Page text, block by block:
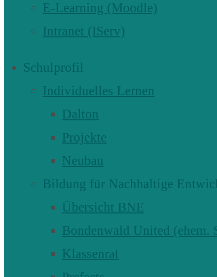
E-Learning (Moodle)
Intranet (IServ)
Schulprofil
Individuelles Lernen
Dalton
Projekte
Neubau
Bildung für Nachhaltige
Übersicht BNE
Bondenwald United (ehem.
Klassenrat